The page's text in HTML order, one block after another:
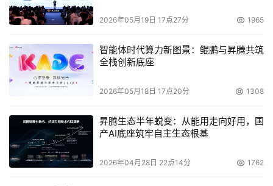
记者：就采用存储管理方案而言，亚太地区的哪些国家
走在前端？
Sargeant：走在最前端的国家可能是韩国，澳大利亚和
新加坡，然后是台湾。中国、印度、越南和印度尼西亚等国
有达到类似的水平。亚洲国家的趋势将仍然是从硬件供应商
那里购买存储管理产品。
记者：请问谁是这个领域的核心厂商？
2026年05月19日 17点27分 1965
智能体时代算力新图景：鲲鹏与昇腾共筑
全栈创新底座
2026年05月18日 17点20分 1308
昇腾生态半年蜕变：从能用走向好用，国
产AI底座筑牢自主生态根基
2026年04月28日 22点14分 1762